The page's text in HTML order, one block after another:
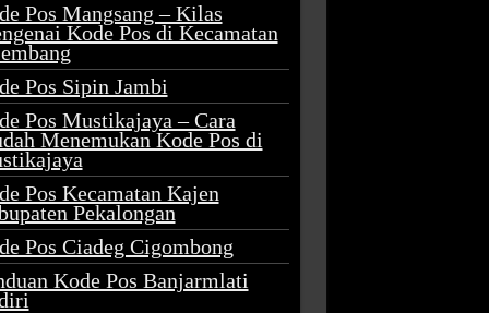
Pos Mangsang – Kilas
Kode Pos di Kecamatan
Pos Sipin Jambi
Pos Mustikajaya – Cara
Menemukan Kode Pos di
Pos Kecamatan Kajen
Pekalongan
Pos Ciadeg Cigombong
Kode Pos Banjarmlati